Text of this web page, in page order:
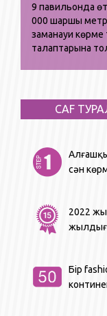
9 павильонда
000 шаршы
заманауи
талаптарына
СAF
сән
2022
Бір